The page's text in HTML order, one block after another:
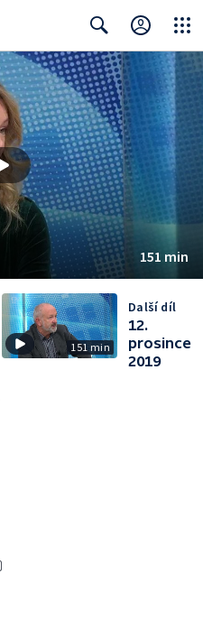
Search Close
151 min
151 min
Další díl
12.
prosince
2019